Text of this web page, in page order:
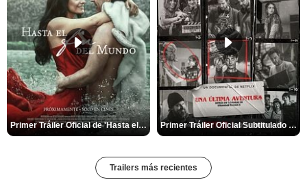
Primer Tráiler Oficial de 'Hasta el fin del mundo' Primer Tráiler Oficial Subtitulado de 'Una última aventura: Detrás de cámaras de Stranger Things 5'
Trailers más recientes